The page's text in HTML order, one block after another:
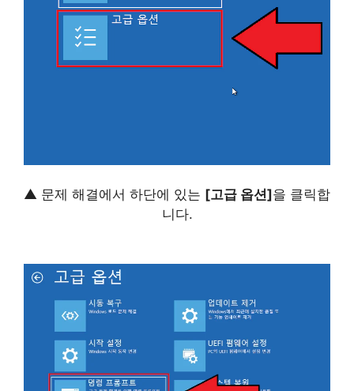
▲ 문제 해결에서 하단에 있는 [고급 옵션]을 클릭합
니다.